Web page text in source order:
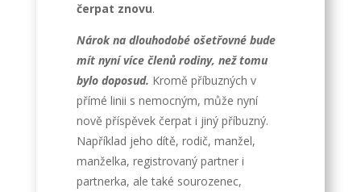
čerpat znovu.
Nárok na dlouhodobé ošetřovné bude
mít nyní více členů rodiny, než tomu
bylo doposud. Kromě příbuzných v
přímé linii s nemocným, může nyní
nově příspěvek čerpat i jiný příbuzný.
Například jeho dítě, rodič, manžel,
manželka, registrovaný partner i
partnerka, ale také sourozenec,